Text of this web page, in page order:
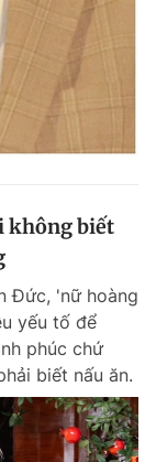
không biết
Đức, 'nữ hoàng
yếu tố để
phúc chứ
biết nấu ăn.